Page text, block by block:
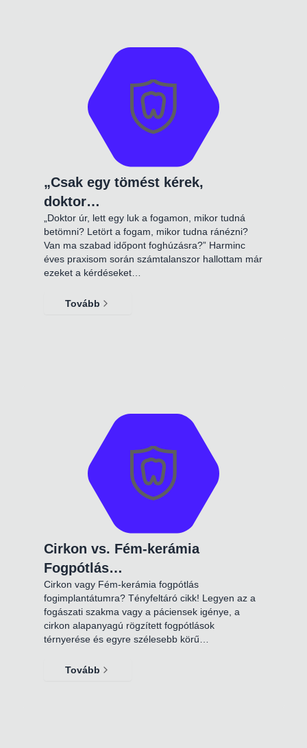
„Csak egy tömést kérek,
doktor…
„Doktor úr, lett egy luk a fogamon, mikor tudná
betömni? Letört a fogam, mikor tudna ránézni?
Van ma szabad időpont foghúzásra?” Harminc
éves praxisom során számtalanszor hallottam már
ezeket a kérdéseket…
Tovább
Cirkon vs. Fém-kerámia
Fogpótlás…
Cirkon vagy Fém-kerámia fogpótlás
fogimplantátumra? Tényfeltáró cikk! Legyen az a
fogászati szakma vagy a páciensek igénye, a
cirkon alapanyagú rögzített fogpótlások
térnyerése és egyre szélesebb körű…
Tovább